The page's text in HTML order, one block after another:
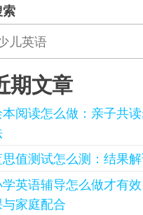
期文章
阅读怎么做：亲子共
值测试怎么测：结果
英语辅导怎么做才有
家庭配合